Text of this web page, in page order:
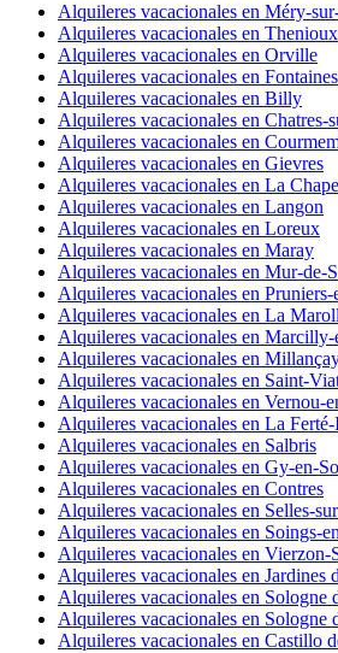
Alquileres vacacionales en Méry-
Alquileres vacacionales en Thenioux
Alquileres vacacionales en Orville
Alquileres vacacionales en
Alquileres vacacionales en Billy
Alquileres vacacionales en Chatres-
Alquileres vacacionales en
Alquileres vacacionales en Gievres
Alquileres vacacionales en La
Alquileres vacacionales en Langon
Alquileres vacacionales en Loreux
Alquileres vacacionales en Maray
Alquileres vacacionales en Mur-de-
Alquileres vacacionales en
Alquileres vacacionales en La
Alquileres vacacionales en
Alquileres vacacionales en
Alquileres vacacionales en Saint-
Alquileres vacacionales en Vernou-
Alquileres vacacionales en La
Alquileres vacacionales en Salbris
Alquileres vacacionales en Gy-en-
Alquileres vacacionales en Contres
Alquileres vacacionales en Selles-
Alquileres vacacionales en Soings-
Alquileres vacacionales en Vierzon-
Alquileres vacacionales en Jardines
Alquileres vacacionales en Sologne
Alquileres vacacionales en Sologne
Alquileres vacacionales en Castillo